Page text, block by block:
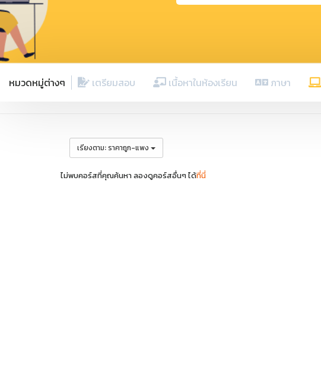
หมวดหมู่ต่างๆ เตรียมสอบ เนื้อหาในห้องเรียน ภาษา
เรียงตาม:ราคาถูก-แพง
ไม่พบคอร์สที่คุณค้นหา ลองดูคอร์สอื่นๆ ได้ที่นี่